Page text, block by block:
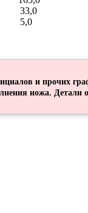
33,0
5,0
и прочих
ножа. Детали